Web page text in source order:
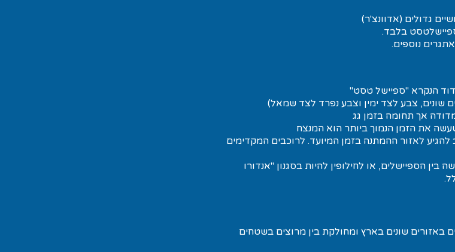
גדולים (אדוונצ'ר)
בלבד.
נוספים.
הנקרא "ספיישל טסט"
שונים, צבע לצד ימין וצבע נפרד לצד שמאל)
אך תחומה בזמן גג
את הזמן הנמוך ביותר הוא המנצח
לאזור ההמתנה בזמן המיועד. לרוכבים המקדימים
גם 2 או 3 ספיישלים עם התשה בין הספיישלים, או לחילופין להיות בסגנון "אנדורו
מ-4 סבבים שמתקיימים באזורים שונים בארץ ומחולקת בין מרוצים בשטחים